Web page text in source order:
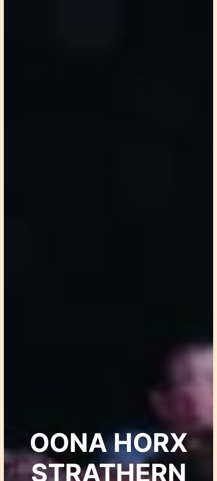
OONA HORX
STRATHERN